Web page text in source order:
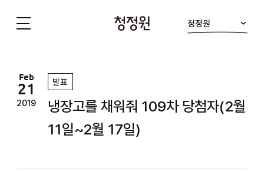
청정원
Feb
21
2019
발표
냉장고를 채워줘 109차 당첨자(2월
11일~2월 17일)